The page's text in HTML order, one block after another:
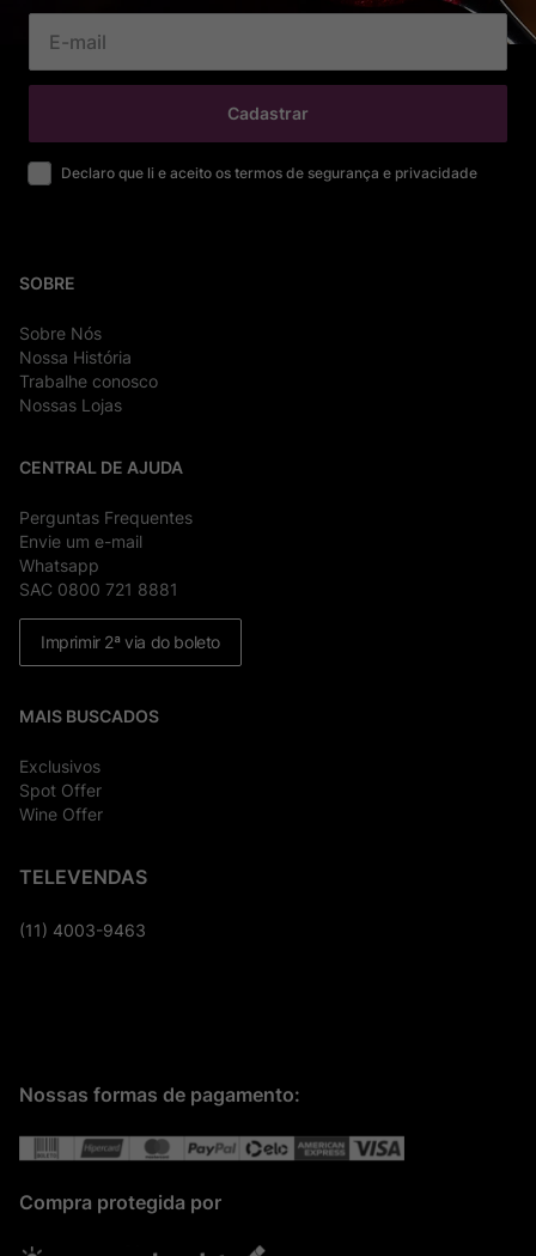
Cadastrar
Declaro que li e aceito os termos de segurança e privacidade
SOBRE
Sobre Nós
Nossa História
Trabalhe conosco
Nossas Lojas
CENTRAL DE AJUDA
Perguntas Frequentes
Envie um e-mail
Whatsapp
SAC 0800 721 8881
Imprimir 2ª via do boleto
MAIS BUSCADOS
Exclusivos
Spot Offer
Wine Offer
TELEVENDAS
(11) 4003-9463
Nossas formas de pagamento:
Compra protegida por